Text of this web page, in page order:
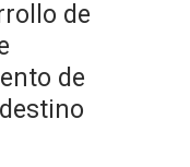
de
de